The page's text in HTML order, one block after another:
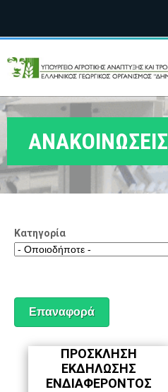
Ε
Λ
Γ
Δ
Η
Η
Ρ
Α
Language Selection
ΑΝΑΚΟΙΝΩΣΕΙΣ
Κατηγορία
ΠΡΟΣΚΛΗΣΗ
ΕΚΔΗΛΩΣΗΣ
ΕΝΔΙΑΦΕΡΟΝΤΟΣ